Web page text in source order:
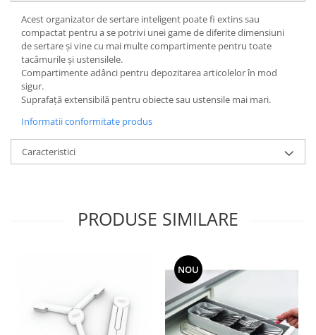
Acest organizator de sertare inteligent poate fi extins sau
compactat pentru a se potrivi unei game de diferite dimensiuni
de sertare și vine cu mai multe compartimente pentru toate
tacâmurile și ustensilele.
Compartimente adânci pentru depozitarea articolelor în mod
sigur.
Suprafață extensibilă pentru obiecte sau ustensile mai mari.
Informatii conformitate produs
Caracteristici
PRODUSE SIMILARE
NOU